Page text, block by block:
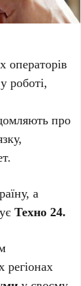
операторів
роботі,
про
а
Техно 24.
регіонах